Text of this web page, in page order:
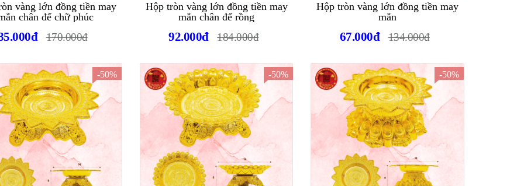
vàng lớn đồng tiền may
chân đế chữ phúc
170.000đ
Hộp tròn vàng lớn đồng tiền may
mắn chân đế rồng
92.000đ 184.000đ
Hộp tròn vàng lớn đồng tiền may
mắn
67.000đ 134.000đ
-50% -50% -50%